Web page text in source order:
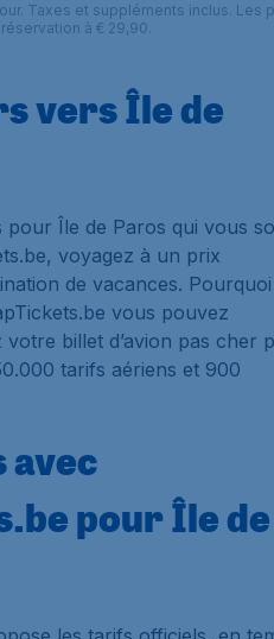
Taxes et suppléments inclus. Les
à € 29,90.
vers Île de
pour Île de Paros qui vous
voyagez à un prix
de vacances.
vous pouvez
billet d’avion pas cher
tarifs aériens et 900
avec
pour Île de